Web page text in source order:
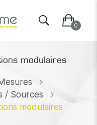
modulaires
/ Sources
modulaires